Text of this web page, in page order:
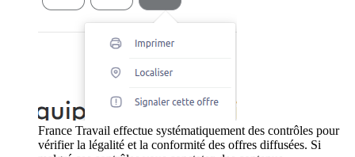
France Travail effectue systématiquement des contrôles pour
vérifier la légalité et la conformité des offres diffusées. Si